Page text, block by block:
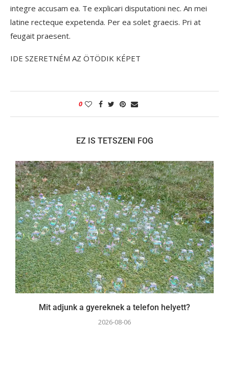
integre accusam ea. Te explicari disputationi nec. An mei
latine recteque expetenda. Per ea solet graecis. Pri at
feugait praesent.
IDE SZERETNÉM AZ ÖTÖDIK KÉPET
0
EZ IS TETSZENI FOG
Mit adjunk a gyereknek a telefon helyett?
2026-08-06